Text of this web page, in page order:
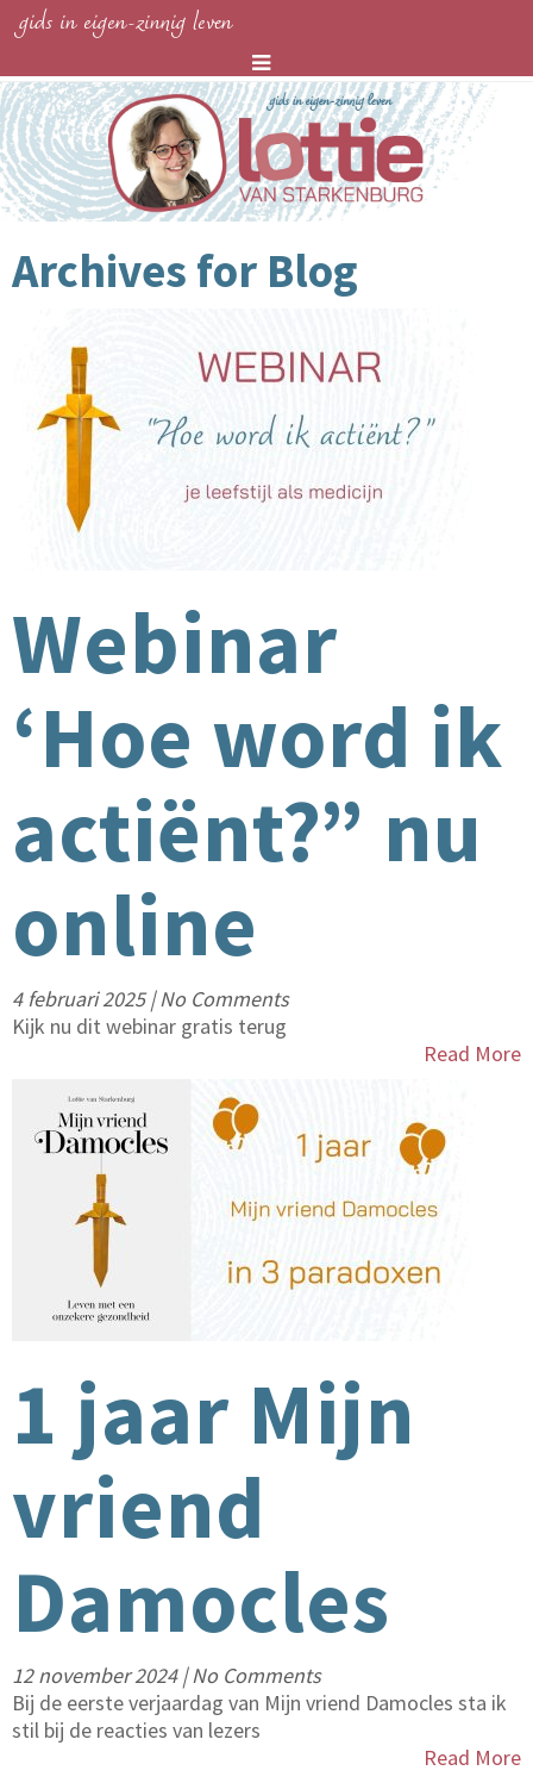
gids in eigen-zinnig leven
Archives for Blog
Webinar
‘Hoe word ik
actiënt?” nu
online
4 februari 2025|No Comments
Kijk nu dit webinar gratis terug
Read More
1 jaar Mijn
vriend
Damocles
12 november 2024 |No Comments
Bij de eerste verjaardag van Mijn vriend Damocles sta ik
stil bij de reacties van lezers
Read More